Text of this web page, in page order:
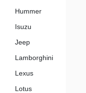
Hummer
Isuzu
Jeep
Lamborghini
Lexus
Lotus